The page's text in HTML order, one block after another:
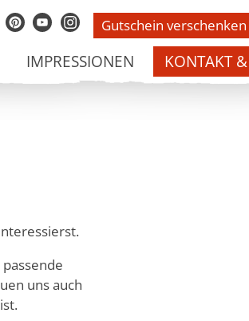
Gutschein verschenken
IMPRESSIONEN KONTAKT
4783 2300
uns auch